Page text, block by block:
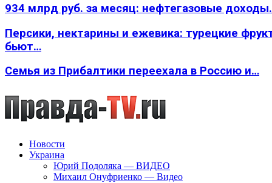
934 млрд руб. за месяц: нефтегазовые
Персики, нектарины и ежевика: турецкие
бьют…
Семья из Прибалтики переехала в Россию и…
Новости
Украина
Юрий Подоляка — ВИДЕО
Михаил Онуфриенко — Видео